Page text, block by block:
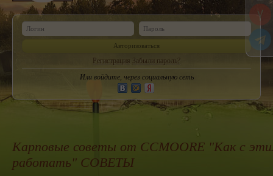
Авторизоваться
Регистрация Забыли пароль?
Или войдите, через социальную сеть
Карповые советы от CCMOORE "Как с
работать" СОВЕТЫ